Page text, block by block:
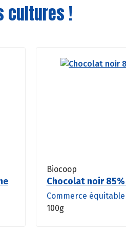
cultures !
Biocoop
Chocolat noir
Commerce équitable
100g